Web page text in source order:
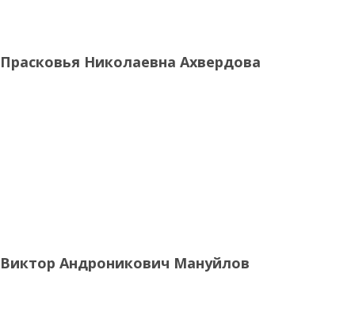
Прасковья Николаевна Ахвердова
Виктор Андроникович Мануйлов